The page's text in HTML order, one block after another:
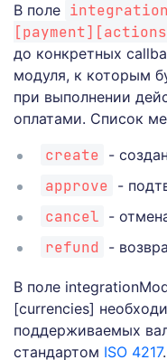
В поле
до конкретных
модуля, к которым
при выполнении
оплатами. Список
create -
approve -
cancel -
refund
-
В поле
[currencies]
поддерживаемых
стандартом ISO 4217.